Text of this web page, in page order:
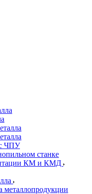
с ЧПУ
станке
КМ и КМД
металлопродукции